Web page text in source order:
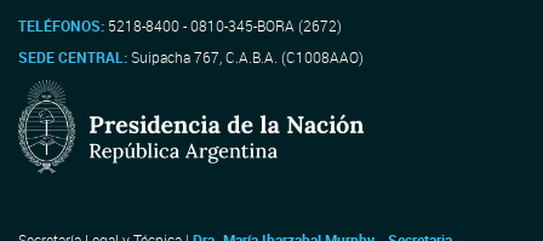
TELÉFONOS: 5218-8400 - 0810-345-BORA (2672)
SEDE CENTRAL:Suipacha 767, C.A.B.A. (C1008AAO)